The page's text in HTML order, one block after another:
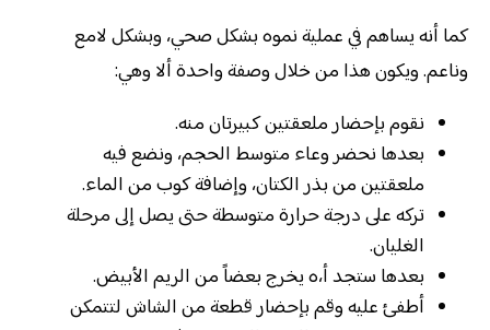
كما أنه يساهم في عملية نموه بشكل صحي، وبشكل لامع
وناعم. ويكون هذا من خلال وصفة واحدة ألا وهي:
نقوم بإحضار ملعقتين كبيرتان منه.
بعدها نحضر وعاء متوسط الحجم، ونضع فيه
ملعقتين من بذر الكتان، وإضافة كوب من الماء.
تركه على درجة حرارة متوسطة حتى يصل إلى مرحلة
الغليان.
بعدها ستجد أ،ه يخرج بعضاً من الريم الأبيض.
أطفئ عليه وقم بإحضار قطعة من الشاش لتتمكن